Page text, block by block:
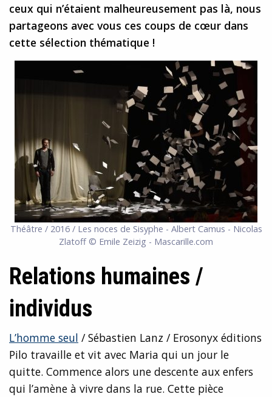
ceux qui n’étaient malheureusement pas là, nous
partageons avec vous ces coups de cœur dans
cette sélection thématique !
Théâtre / 2016 / Les noces de Sisyphe - Albert Camus - Nicolas
Zlatoff © Emile Zeizig - Mascarille.com
Relations humaines /
individus
L’homme seul / Sébastien Lanz / Erosonyx éditions
Pilo travaille et vit avec Maria qui un jour le
quitte. Commence alors une descente aux enfers
qui l’amène à vivre dans la rue. Cette pièce